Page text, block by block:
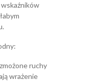
wskaźników
ruchy
wrażenie